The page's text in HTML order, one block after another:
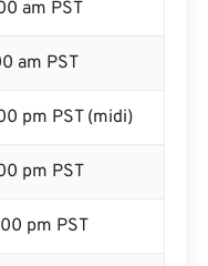
am PST
am PST
pm PST (midi)
pm PST
pm PST